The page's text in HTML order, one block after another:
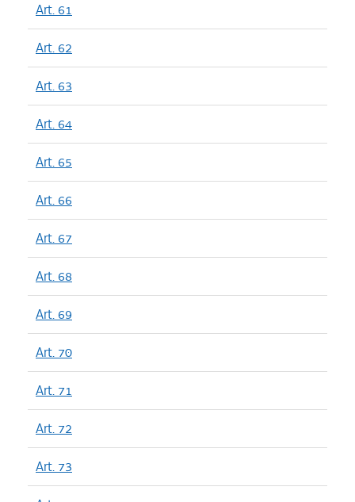
Art. 61
Art. 62
Art. 63
Art. 64
Art. 65
Art. 66
Art. 67
Art. 68
Art. 69
Art. 70
Art. 71
Art. 72
Art. 73